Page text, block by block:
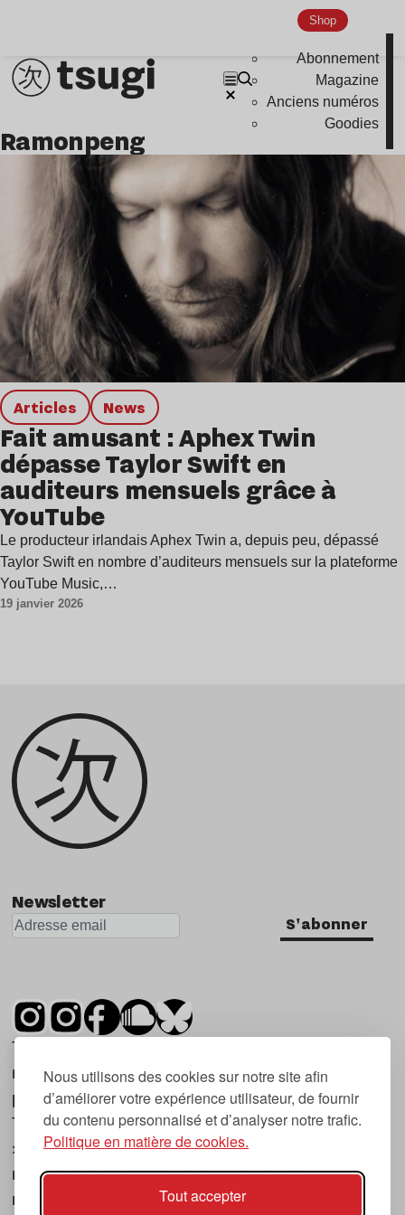
Nous utilisons des cookies sur notre site afin
d’améliorer votre expérience utilisateur, de fournir
du contenu personnalisé et d’analyser notre trafic.
Politique en matière de cookies.
Tout accepter
Shop
Abonnement
Magazine
Anciens numéros
Goodies
ramonpeng
Articles news
Fait amusant : Aphex Twin
dépasse Taylor Swift en
auditeurs mensuels grâce à
YouTube
Le producteur irlandais Aphex Twin a, depuis peu, dépassé
Taylor Swift en nombre d’auditeurs mensuels sur la plateforme
YouTube Music,…
19 janvier 2026
Newsletter
S'abonner
Tsugi est un mensuel indépendant sur la
musique et les nouvelles tendances, dont la
première parution date de 2007.
Tsugi en japonais signifie « prochain », « suivant
», ce qui correspond à la thématique du
magazine, à l’affût des nouvelles tendances
musicales, qu’elles viennent de la musique